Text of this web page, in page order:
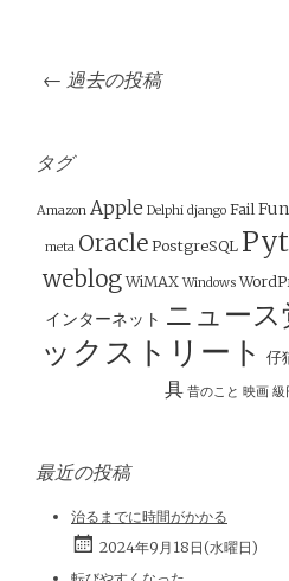
投
稿
ナ
ビ
ゲ
ー
シ
ョ
ン
← 過去の投稿
タグ
Amazon Apple Delphi django Fail Fun
meta Oracle PostgreSQL
weblog WiMAX Windows
インターネット ニュース
ックストリート
仔
具 昔のこと 映画 級
最近の投稿
治るまでに時間がかかる
2024年9月18日(水曜日)